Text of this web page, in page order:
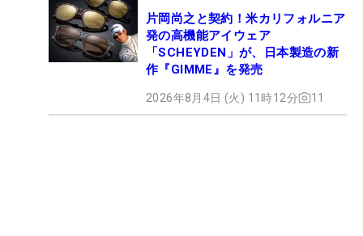
片岡尚之と契約！米カリフォルニア
発の高機能アイウェア
「SCHEYDEN」が、日本製造の新
作『GIMME』を発売
2026年8月4日 (火) 11時12分 11